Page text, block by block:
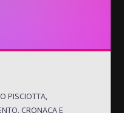
PISCIOTTA,
CRONACA E